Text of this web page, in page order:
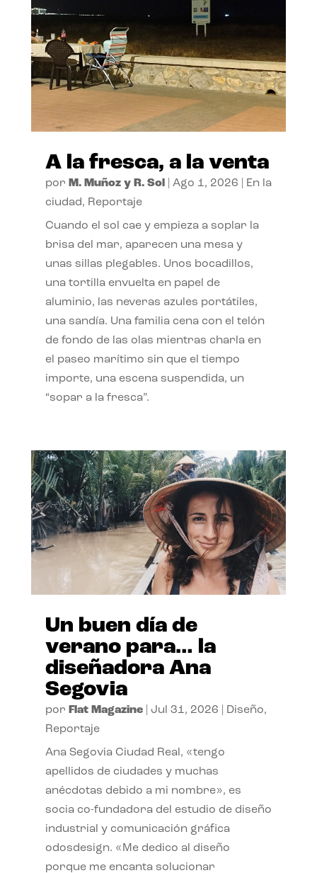
A la fresca, a la venta
por M. Muñoz y R. Sol| Ago 1, 2026
En la
ciudad, Reportaje
Cuando el sol cae y empieza a soplar la
brisa del mar, aparecen una mesa y
unas sillas plegables. Unos bocadillos,
una tortilla envuelta en papel de
aluminio, las neveras azules portátiles,
una sandía. Una familia cena con el telón
de fondo de las olas mientras charla en
el paseo marítimo sin que el tiempo
importe, una escena suspendida, un
“sopar a la fresca”.
Un buen día de
verano para… la
diseñadora Ana
Segovia
por Flat Magazine| Jul 31, 2026 Diseño,
Reportaje
Ana Segovia Ciudad Real, «tengo
apellidos de ciudades y muchas
anécdotas debido a mi nombre», es
socia co-fundadora del estudio de diseño
industrial y comunicación gráfica
odosdesign. «Me dedico al diseño
porque me encanta solucionar